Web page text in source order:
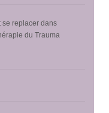
se replacer dans
du Trauma